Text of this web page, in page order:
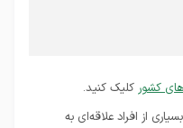
کشور کلیک کنید.
از افراد علاقه‌ای به